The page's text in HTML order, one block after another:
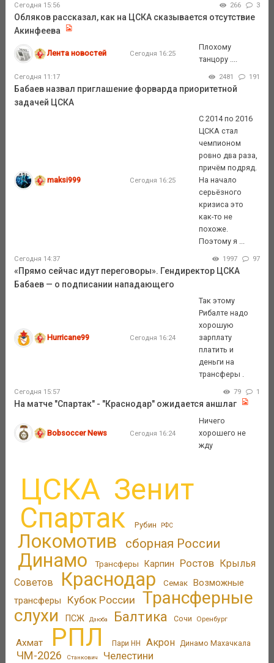
Сегодня 15:56 266 3
Обляков рассказал, как на ЦСКА сказывается отсутствие
Акинфеева
Лента новостей Сегодня 16:25
Плохому
танцору ....
Сегодня 11:17 2481 191
Бабаев назвал приглашение форварда приоритетной
задачей ЦСКА
maksi999 Сегодня 16:25
С 2014 по 2016
ЦСКА стал
чемпионом
ровно два раза,
причём подряд.
На начало
серьёзного
кризиса это
как-то не
похоже.
Поэтому я ...
Сегодня 14:37 1997 97
«Прямо сейчас идут переговоры». Гендиректор ЦСКА
Бабаев — о подписании нападающего
Hurricane99 Сегодня 16:24
Так этому
Рибалте надо
хорошую
зарплату
платить и
деньги на
трансферы .
Сегодня 15:57 79 1
На матче "Спартак" - "Краснодар" ожидается аншлаг
Bobsoccer News Сегодня 16:24
Ничего
хорошего не
жду
ЦСКА Зенит
Спартак Рубин РФС
Локомотив сборная России
Динамо Трансферы Карпин Ростов
Крылья
Советов
Краснодар Семак
Возможные
трансферы
Кубок России
Трансферные
слухи
ПСЖ Дзюба Балтика Сочи Оренбург
Ахмат РПЛ Пари НН Акрон Динамо Махачкала
ЧМ-2026 Станкович Челестини